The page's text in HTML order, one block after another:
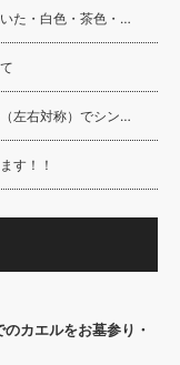
た・白色・茶色・…
左右対称）でシン…
す！！
カエルをお墓参り・